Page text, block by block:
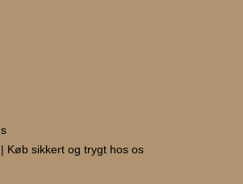
Køb sikkert og trygt hos os